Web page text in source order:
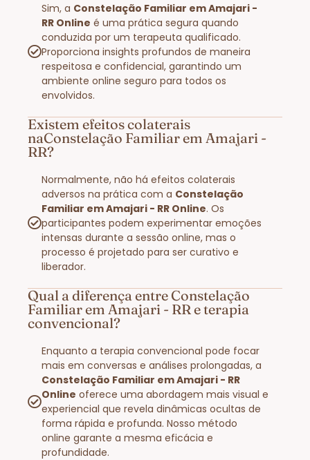
Sim, a Constelação Familiar em Amajari -
RR Online é uma prática segura quando
conduzida por um terapeuta qualificado.
Proporciona insights profundos de maneira
respeitosa e confidencial, garantindo um
ambiente online seguro para todos os
envolvidos.
Existem efeitos colaterais
naConstelação Familiar em Amajari -
RR?
Normalmente, não há efeitos colaterais
adversos na prática com a Constelação
Familiar em Amajari - RR Online. Os
participantes podem experimentar emoções
intensas durante a sessão online, mas o
processo é projetado para ser curativo e
liberador.
Qual a diferença entre Constelação
Familiar em Amajari - RR e terapia
convencional?
Enquanto a terapia convencional pode focar
mais em conversas e análises prolongadas, a
Constelação Familiar em Amajari - RR
Online oferece uma abordagem mais visual e
experiencial que revela dinâmicas ocultas de
forma rápida e profunda. Nosso método
online garante a mesma eficácia e
profundidade.